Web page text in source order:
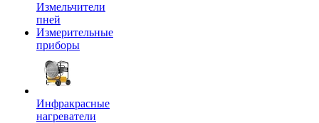
Измельчители
пней
Измерительные
приборы
Инфракрасные
нагреватели